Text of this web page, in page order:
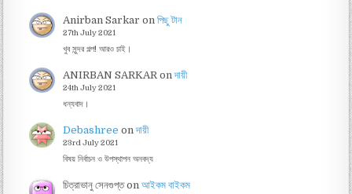
Anirban Sarkar on পিছু টান
27th July 2021
খুব সুন্দর গল্প! আরও চাই।
ANIRBAN SARKAR on দায়ী
24th July 2021
ধন্যবাদ।
Debashree on দায়ী
23rd July 2021
বিষয় নির্বাচন ও উপস্থাপন অনবদ্য
চিত্রাভানু সেনগুপ্তon আইকম বাইকম